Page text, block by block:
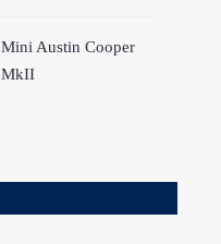
Mini Austin Cooper
MkII